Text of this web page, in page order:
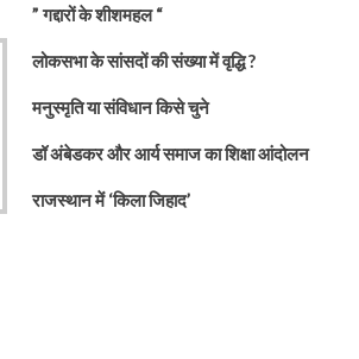
” गद्दारों के शीशमहल “
लोकसभा के सांसदों की संख्या में वृद्धि ?
मनुस्मृति या संविधान किसे चुने
डॉ अंबेडकर और आर्य समाज का शिक्षा आंदोलन
राजस्थान में ‘किला जिहाद’